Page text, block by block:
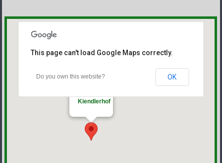
Kiendlerhof
This page can't load Google Maps correctly.
Do you own this website? OK